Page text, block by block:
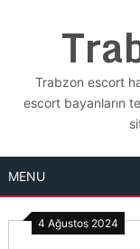
Trabzon escort
escort bayanların
MENU
4 Ağustos 2024